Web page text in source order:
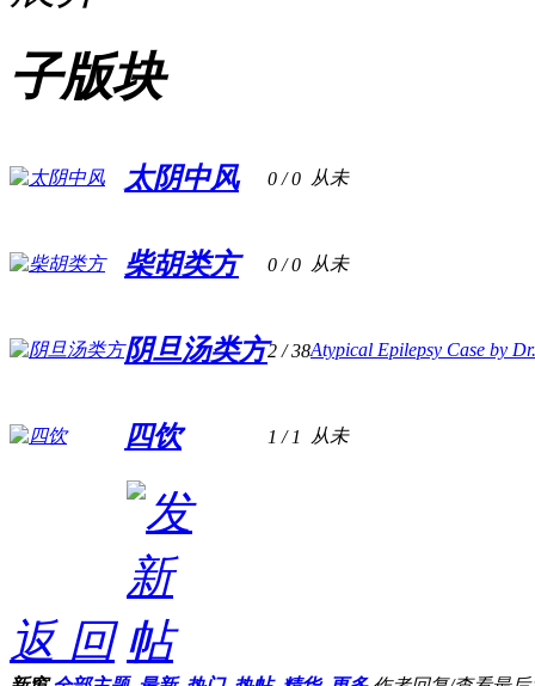
子版块
太阴中风 0 / 0 从未
柴胡类方 0 / 0 从未
阴旦汤类方2 / 38Atypical Epilepsy Case by
四饮 1 / 1 从未
返 回